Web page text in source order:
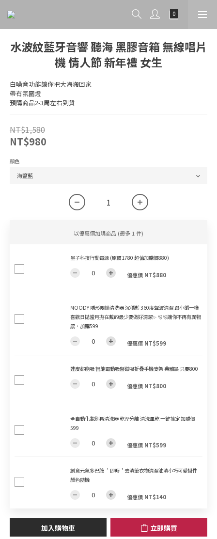
水波紋藍牙音響 聽海 黑膠音箱 無線唱片
機 情人節 新年禮 女生
白噪音功能讓你把大海搬回家
帶有氛圍燈
預購商品2-3周左右到貨
NT$1,580
NT$980
顏色
以優惠價加購商品 (最多 1 件)
墨子科技行動電源 (原價1780 超值加購價880)
優惠價 NT$880
MOODY 隱形眼鏡清洗器 沉穩藍 360度聲波清潔 跟小編一樣
喜歡日拋當月拋在戴的最少要做好清潔✨ 🫧🫧讓你不再有異物
感，加購599
優惠價 NT$599
連皮都能吸 智能電動吸盤磁吸折疊手機支架 典雅黑 只要800
優惠價 NT$800
全自動化妝刷具清洗器 乾溼分離 清洗風乾 一鍵搞定 加購價
599
優惠價 NT$599
創意元氣多巴胺 ＇即時＇去漬筆衣物清潔油漬小巧可愛掛件
顏色隨機
優惠價 NT$140
加入購物車 立即購買